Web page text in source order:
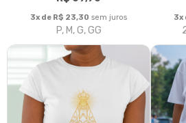
Camiseta Unissex T-Shirt
Prime - Nossa Senhora
Aparecida
3x de R$ 33,30
P, M, G, GG, XGG